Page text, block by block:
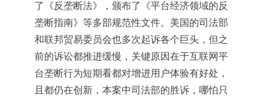
了《反垄断法》，颁布了《平台经济领域的反
垄断指南》等多部规范性文件。美国的司法部
和联邦贸易委员会也多次起诉各个巨头，但之
前的诉讼都推进缓慢，关键原因在于互联网平
台垄断行为短期看都对增进用户体验有好处，
且都仍在创新，本案中司法部的胜诉，哪怕只